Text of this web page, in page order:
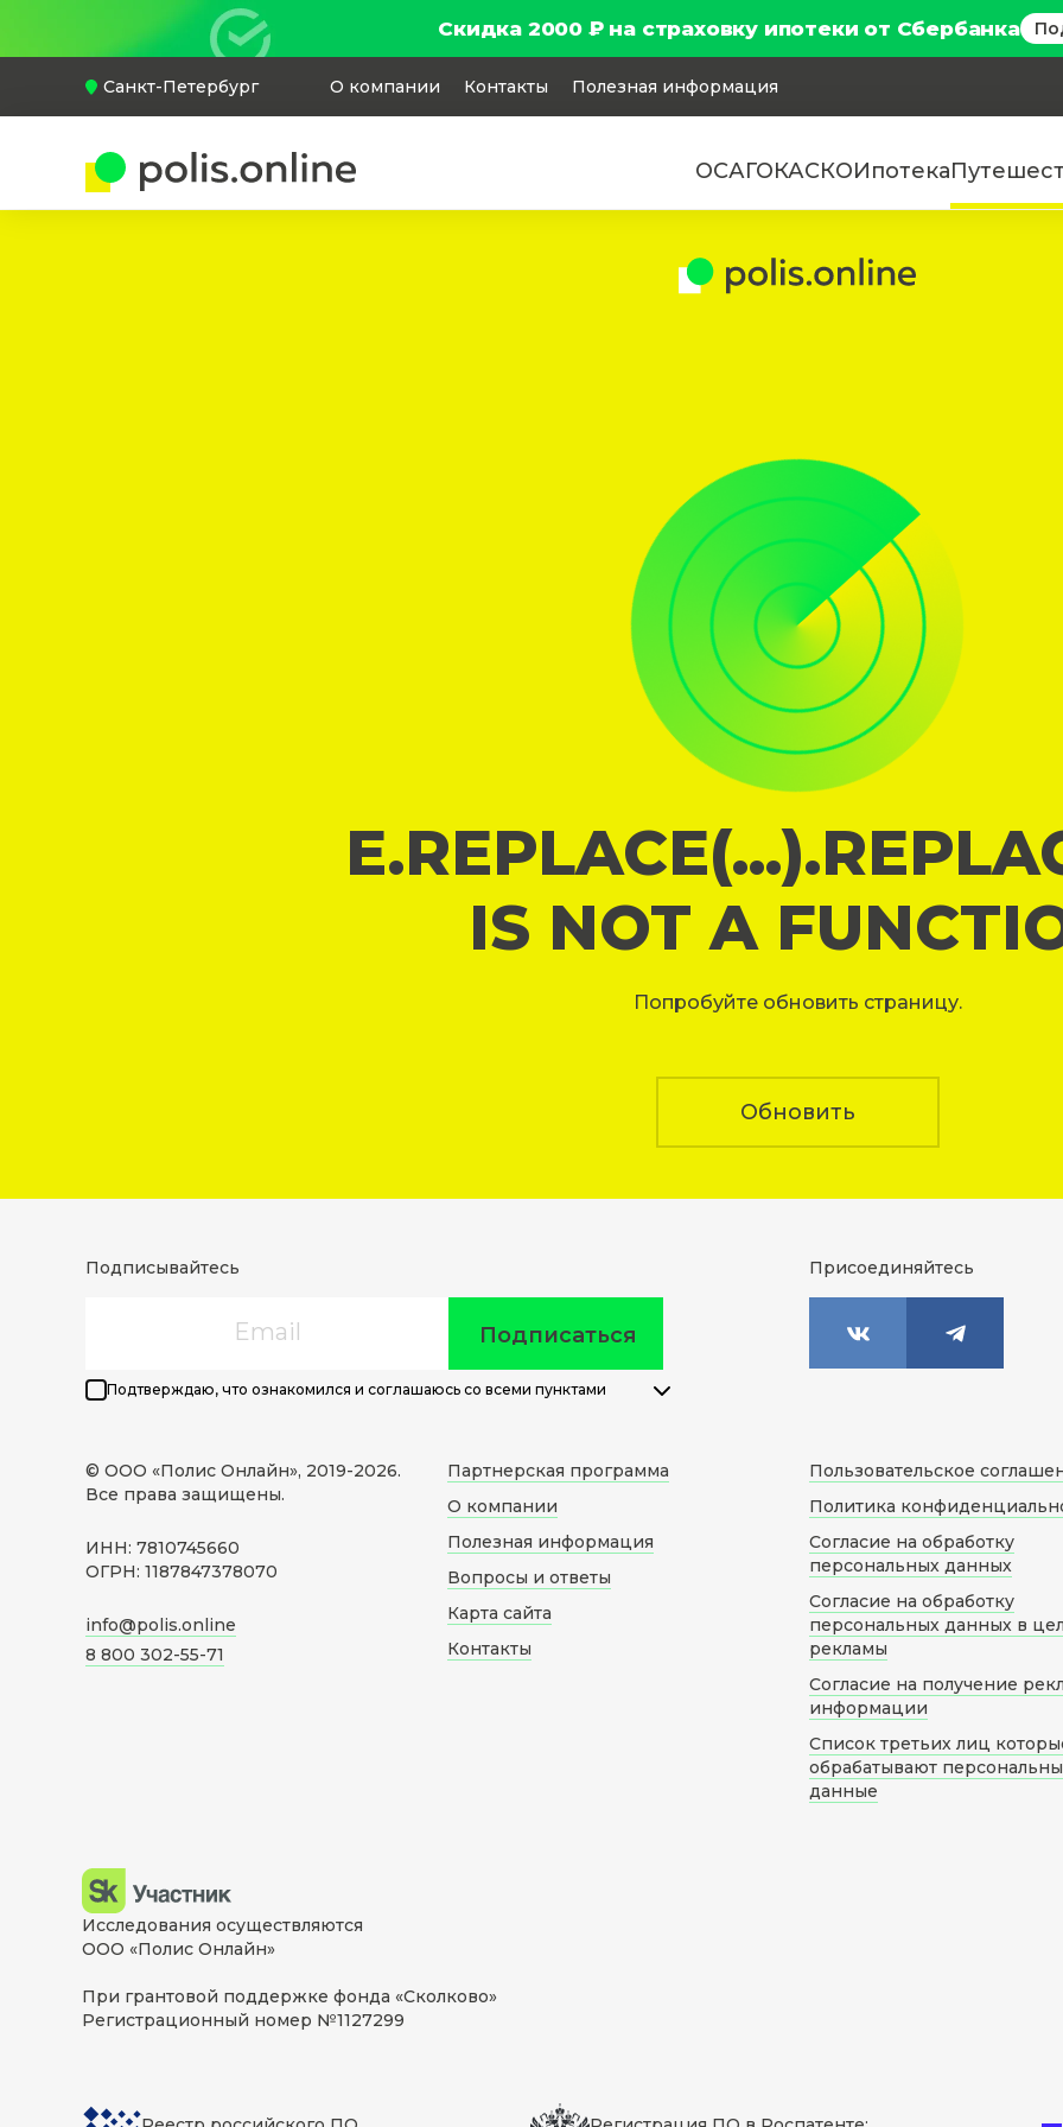
Скидка 2000 ₽ на страховку ипотеки от Сбербанка
Санкт-Петербург О компании Контакты Полезная информация
ОСАГОКАСКОИпотека
IS NOT A
Попробуйте обновить страницу.
Обновить
Подписывайтесь
Подписаться
Подтверждаю, что ознакомился и соглашаюсь со всеми пунктами
Присоединяйтесь
© ООО «Полис Онлайн», 2019-2026.
Все права защищены.
ИНН: 7810745660
ОГРН: 1187847378070
info@polis.online
8 800 302-55-71
Партнерская программа
О компании
Полезная информация
Вопросы и ответы
Карта сайта
Контакты
Пользовательское
Политика
Согласие на обработку
персональных данных
Согласие на обработку
персональных данных в
рекламы
Согласие на получение
информации
Список третьих лиц
обрабатывают
данные
Исследования осуществляются
ООО «Полис Онлайн»
При грантовой поддержке фонда «Сколково»
Регистрационный номер №1127299